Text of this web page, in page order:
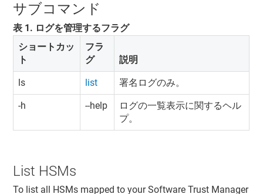
サブコマンド
表 1. ログを管理するフラグ
ショートカッ
ト
フラ
グ
説明
ls list 署名ログのみ。
-h --help
ログの一覧表示に関するヘル
プ。
List HSMs
To list all HSMs mapped to yourSoftware Trust Manager